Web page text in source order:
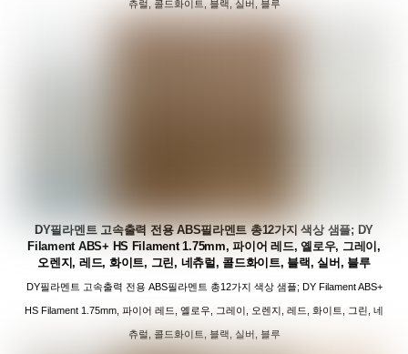
츄럴, 콜드화이트, 블랙, 실버, 블루
DY필라멘트 고속출력 전용 ABS필라멘트 총12가지 색상 샘플; DY
Filament ABS+ HS Filament 1.75mm, 파이어 레드, 옐로우, 그레이,
오렌지, 레드, 화이트, 그린, 네츄럴, 콜드화이트, 블랙, 실버, 블루
DY필라멘트 고속출력 전용 ABS필라멘트 총12가지 색상 샘플; DY Filament ABS+
HS Filament 1.75mm, 파이어 레드, 옐로우, 그레이, 오렌지, 레드, 화이트, 그린, 네
츄럴, 콜드화이트, 블랙, 실버, 블루